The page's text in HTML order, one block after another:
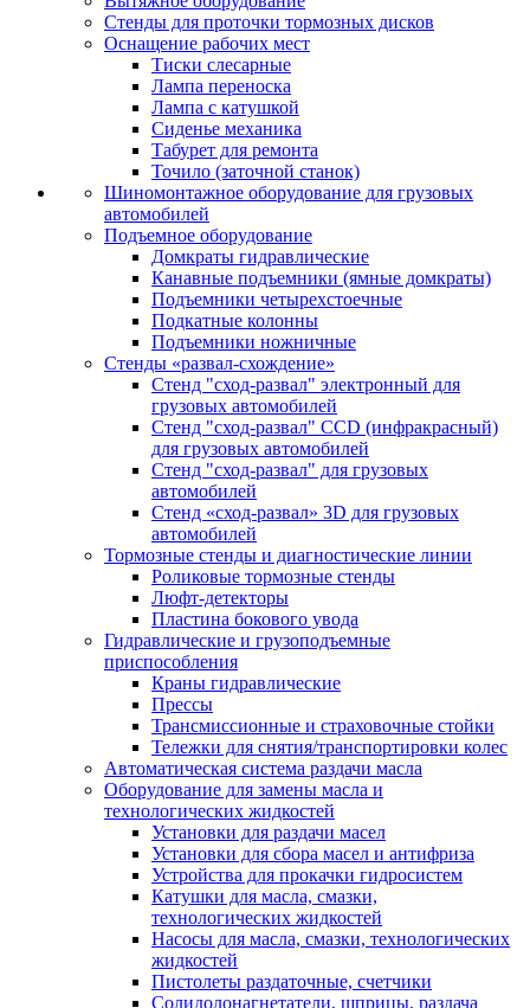
Стенды для проточки тормозных дисков
Оснащение рабочих мест
Тиски слесарные
Лампа переноска
Лампа с катушкой
Сиденье механика
Табурет для ремонта
Точило (заточной станок)
Шиномонтажное оборудование для грузовых
автомобилей
Подъемное оборудование
Домкраты гидравлические
Канавные подъемники (ямные домкраты)
Подъемники четырехстоечные
Подкатные колонны
Подъемники ножничные
Стенды «развал-схождение»
Стенд "сход-развал" электронный для
грузовых автомобилей
Стенд "сход-развал" CCD (инфракрасный)
для грузовых автомобилей
Стенд "сход-развал" для грузовых
автомобилей
Стенд «сход-развал» 3D для грузовых
автомобилей
Тормозные стенды и диагностические линии
Роликовые тормозные стенды
Люфт-детекторы
Пластина бокового увода
Гидравлические и грузоподъемные
приспособления
Краны гидравлические
Прессы
Трансмиссионные и страховочные стойки
Тележки для снятия/транспортировки колес
Автоматическая система раздачи масла
Оборудование для замены масла и
технологических жидкостей
Установки для раздачи масел
Установки для сбора масел и антифриза
Устройства для прокачки гидросистем
Катушки для масла, смазки,
технологических жидкостей
Насосы для масла, смазки, технологических
жидкостей
Пистолеты раздаточные, счетчики
Солидолонагнетатели, шприцы, раздача